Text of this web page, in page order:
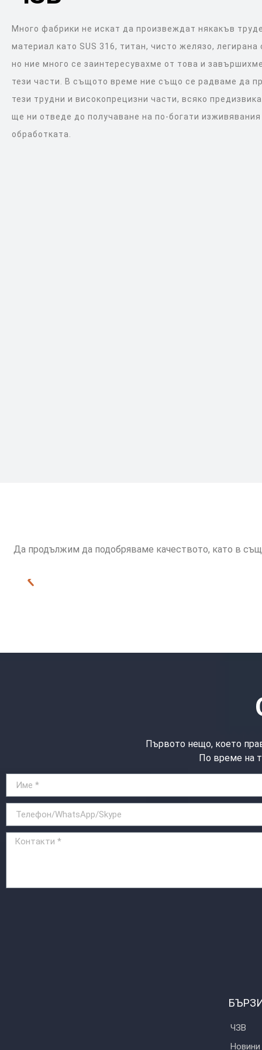
Много фабрики не искат да произвеждат някакъв
материал като SUS 316, титан, чисто желязо, легирана
но ние много се заинтересувахме от това и
тези части. В същото време ние също се радваме да
тези трудни и високопрецизни части, всяко
ще ни отведе до получаване на по-богати
обработката.
Да продължим да подобряваме качеството, като в
Първото нещо, което
По време на
ЧЗВ
Новини